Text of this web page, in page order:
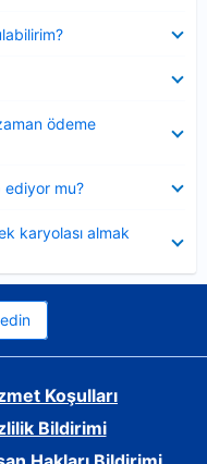
ödeme
mu?
karyolası almak
Koşulları
Bildirimi